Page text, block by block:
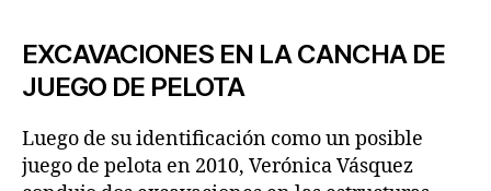
EXCAVACIONES EN LA CANCHA DE
JUEGO DE PELOTA
Luego de su identificación como un posible
juego de pelota en 2010, Verónica Vásquez